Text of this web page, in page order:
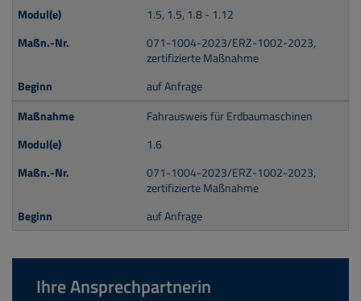
1.5, 1.5, 1.8 - 1.12
071-1004-2023/ERZ-1002-2023,
zertifizierte Maßnahme
auf Anfrage
Fahrausweis für Erdbaumaschinen
1.6
071-1004-2023/ERZ-1002-2023,
zertifizierte Maßnahme
auf Anfrage
Ihre Ansprechpartnerin